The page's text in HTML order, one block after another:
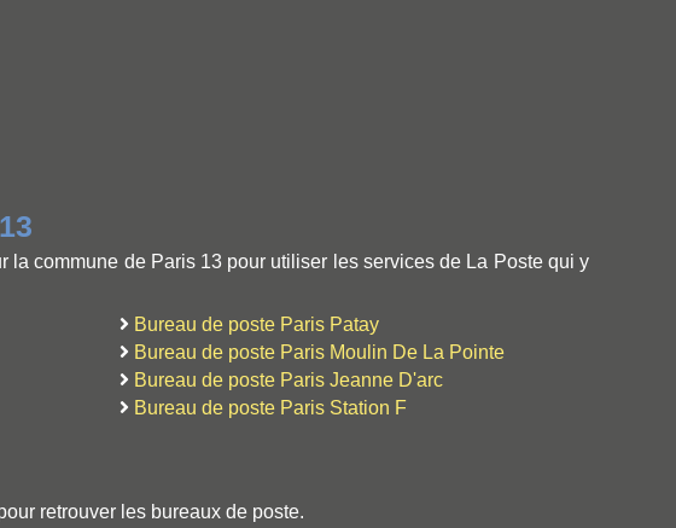
commune de Paris 13 pour utiliser les services de La Poste qui y
Bureau de poste Paris Patay
Bureau de poste Paris Moulin De La Pointe
Bureau de poste Paris Jeanne D'arc
Bureau de poste Paris Station F
retrouver les bureaux de poste.